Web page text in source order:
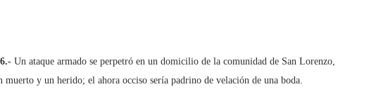
Un ataque armado se perpetró en un domicilio de la comunidad de San Lorenzo,
y un herido; el ahora occiso sería padrino de velación de una boda.